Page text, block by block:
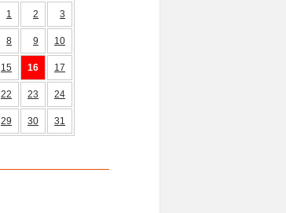
1
2 3
8 9 10
15 16 17
22 23 24
29 30 31